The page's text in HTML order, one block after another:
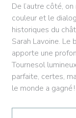
De l’autre côté,
couleur et le
historiques du
Sarah Lavoine.
apporte une
Tournesol
parfaite, certes,
le monde a gagné !